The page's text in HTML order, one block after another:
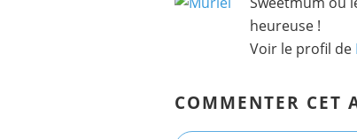
heureuse !
Voir le profil de
COMMENTER CET